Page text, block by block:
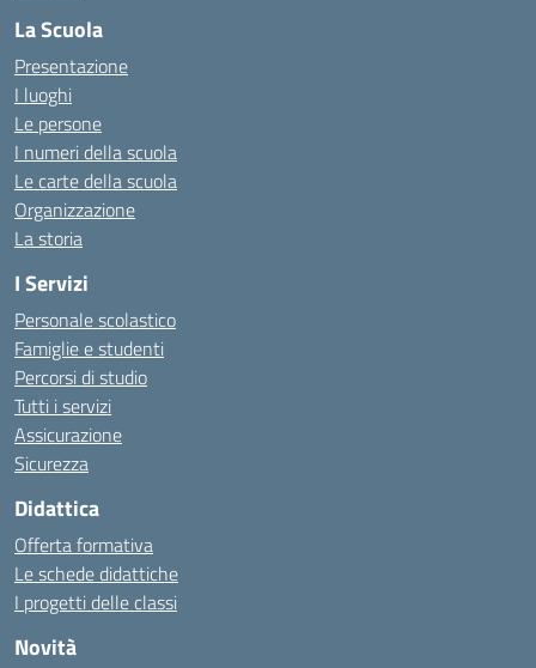
La Scuola
Presentazione
I luoghi
Le persone
I numeri della scuola
Le carte della scuola
Organizzazione
La storia
I Servizi
Personale scolastico
Famiglie e studenti
Percorsi di studio
Tutti i servizi
Assicurazione
Sicurezza
Didattica
Offerta formativa
Le schede didattiche
I progetti delle classi
Novità